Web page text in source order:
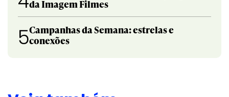
da Imagem Filmes
5Campanhas da Semana: estrelas e
conexões